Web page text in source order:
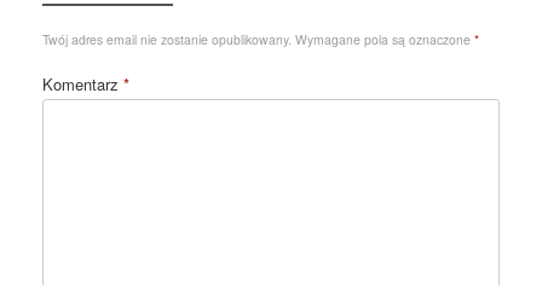
Twój adres email nie zostanie opublikowany. Wymagane pola są oznaczone *
Komentarz *